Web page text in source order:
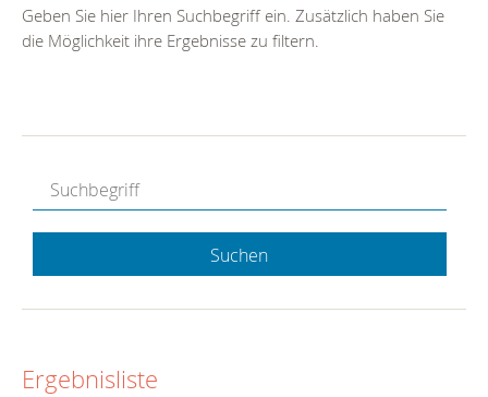
Geben Sie hier Ihren Suchbegriff ein. Zusätzlich haben Sie
die Möglichkeit ihre Ergebnisse zu filtern.
Suchen
Ergebnisliste